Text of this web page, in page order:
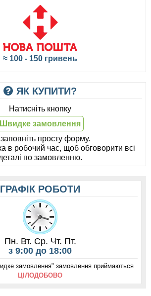
≈ 100 - 150 гривень
ЯК КУПИТИ?
Натисніть кнопку
Швидке замовлення
просту форму.
в робочий час, щоб обговорити всі
по замовленню.
ГРАФІК РОБОТИ
Пн. Вт. Ср. Чт. Пт.
з 9:00 до 18:00
замовлення" замовлення приймаються
ЦІЛОДОБОВО